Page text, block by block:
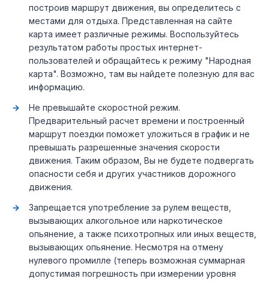
построив маршрут движения, вы определитесь с
местами для отдыха. Представленная на сайте
карта имеет различные режимы. Воспользуйтесь
результатом работы простых интернет-
пользователей и обращайтесь к режиму "Народная
карта". Возможно, там вы найдете полезную для вас
информацию.
Не превышайте скоростной режим.
Предварительный расчет времени и построенный
маршрут поездки поможет уложиться в график и не
превышать разрешенные значения скорости
движения. Таким образом, Вы не будете подвергать
опасности себя и других участников дорожного
движения.
Запрещается употребление за рулем веществ,
вызывающих алкогольное или наркотическое
опьянение, а также психотропных или иных веществ,
вызывающих опьянение. Несмотря на отмену
нулевого промилле (теперь возможная суммарная
допустимая погрешность при измерении уровня